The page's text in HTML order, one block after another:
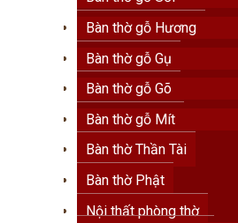
Bàn thờ gỗ Hương
Bàn thờ gỗ Gụ
Bàn thờ gỗ Gõ
Bàn thờ gỗ Mít
Bàn thờ Thần Tài
Bàn thờ Phật
Nội thất phòng thờ